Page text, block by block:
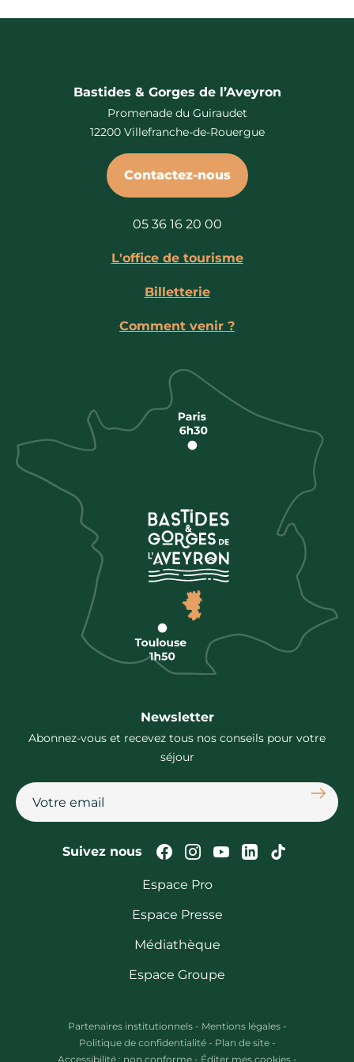
Bastides & Gorges de l’Aveyron
Promenade du Guiraudet
12200 Villefranche-de-Rouergue
Contactez-nous
05 36 16 20 00
L'office de tourisme
Billetterie
Comment venir ?
Newsletter
Abonnez-vous et recevez tous nos conseils pour votre
séjour
Suivez nous Suivez-nous sur
Suivez-nous sur
Suivez-nous
Suivez-Suivez-
Espace Pro
Espace Presse
Médiathèque
Espace Groupe
Partenaires institutionnels - Mentions légales -
Politique de confidentialité - Plan de site -
Accessibilité : non conforme - Éditer mes cookies -